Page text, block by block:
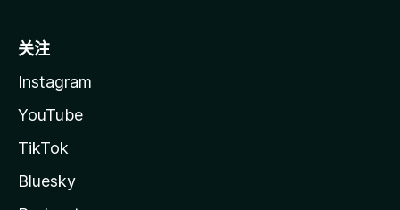
关注
Instagram
YouTube
TikTok
Bluesky